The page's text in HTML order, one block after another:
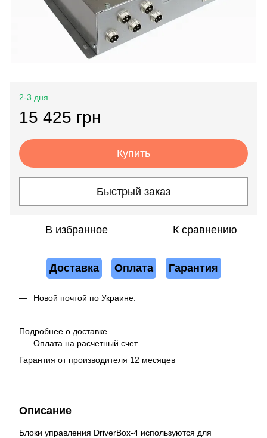
2-3 дня
15 425 грн
Купить
Быстрый заказ
В избранное К сравнению
Доставка Оплата Гарантия
Новой почтой по Украине.
Подробнее о доставке
Оплата на расчетный счет
Гарантия от производителя 12 месяцев
Описание
Блоки управления DriverBox-4 используются для